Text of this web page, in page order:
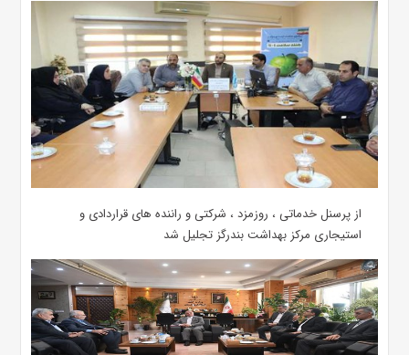
از پرسنل خدماتی ، روزمزد ، شرکتی و راننده های قراردادی و
استیجاری مرکز بهداشت بندرگز تجلیل شد